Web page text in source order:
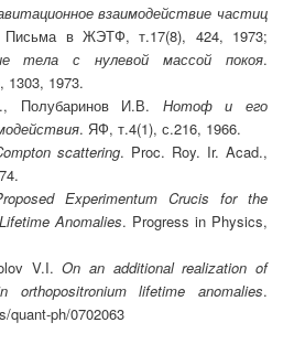
взаимодействие частиц
в ЖЭТФ, т.17(8), 424, 1973;
тела с нулевой массой покоя.
1973.
Полубаринов И.В. Нотоф и его
. ЯФ, т.4(1), с.216, 1966.
scattering. Proc. Roy. Ir. Acad.,
Experimentum Crucis for the
Anomalies. Progress in Physics,
V.I.On an additional realization of
orthopositronium lifetime anomalies.
quant-ph/0702063